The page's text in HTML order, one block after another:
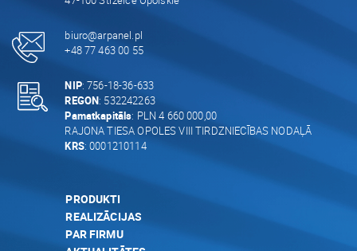
biuro@arpanel.pl
+48 77 463 00 55
NIP: 756-18-36-633
REGON: 532242263
Pamatkapitāls: PLN 4 660 000,00
RAJONA TIESA OPOLES VIII TIRDZNIECĪBAS NODAĻĀ
KRS: 0001210114
PRODUKTI
REALIZĀCIJAS
PAR FIRMU